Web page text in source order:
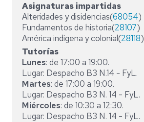
Asignaturas impartidas
Alteridades y disidencias(68054)
Fundamentos de historia(28107)
América indígena y colonial(28118)
Tutorías
Lunes: de 17:00 a 19:00.
Lugar: Despacho B3 N.14 - FyL.
Martes: de 17:00 a 19:00.
Lugar: Despacho B3 N. 14 - FyL.
Miércoles: de 10:30 a 12:30.
Lugar: Despacho B3 N. 14 - FyL.